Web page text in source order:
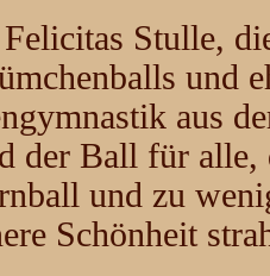
Stulle,
und
aus
der Ball für
und zu
Schönheit